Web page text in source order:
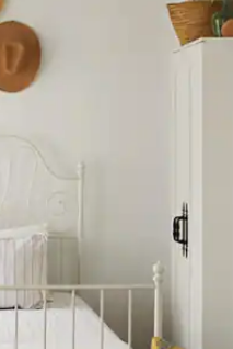
eller utforska genom att